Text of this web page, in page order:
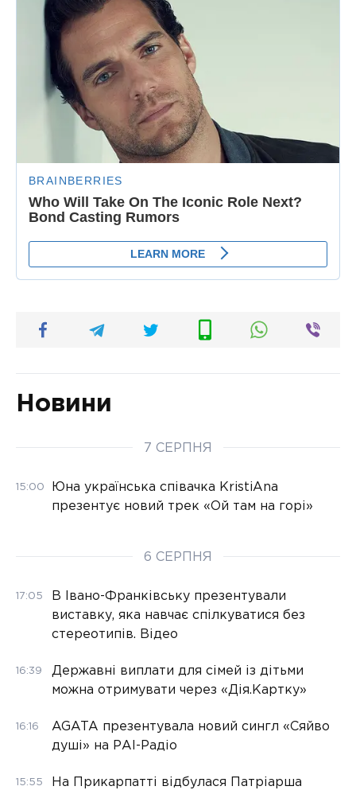
Новини
7 СЕРПНЯ
15:00
Юна українська співачка KristiAna
презентує новий трек «Ой там на горі»
6 СЕРПНЯ
17:05
В Івано-Франківську презентували
виставку, яка навчає спілкуватися без
стереотипів. Відео
16:39
Державні виплати для сімей із дітьми
можна отримувати через «Дія.Картку»
16:16
AGATA презентувала новий сингл «Сяйво
душі» на РАІ-Радіо
15:55 На Прикарпатті відбулася Патріарша